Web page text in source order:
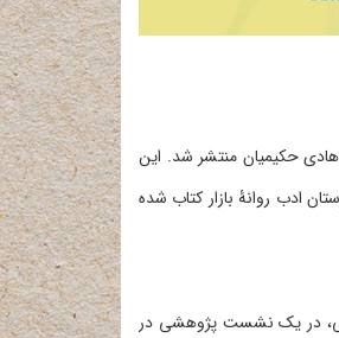
حکیمیان منتشر شد. این
ادب روانۀ بازار کتاب شده
اسلامی صبح امروز (یکشنبه ۱۱ خرداد ۱۴۰۴) طی مراسمی، در یک نشست پژوهشی در